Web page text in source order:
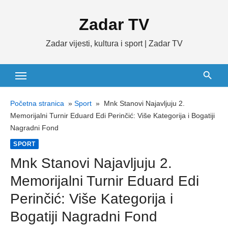
Zadar TV
Zadar vijesti, kultura i sport | Zadar TV
Početna stranica » Sport » Mnk Stanovi Najavljuju 2.
Memorijalni Turnir Eduard Edi Perinčić: Više Kategorija i Bogatiji
Nagradni Fond
SPORT
Mnk Stanovi Najavljuju 2.
Memorijalni Turnir Eduard Edi
Perinčić: Više Kategorija i
Bogatiji Nagradni Fond